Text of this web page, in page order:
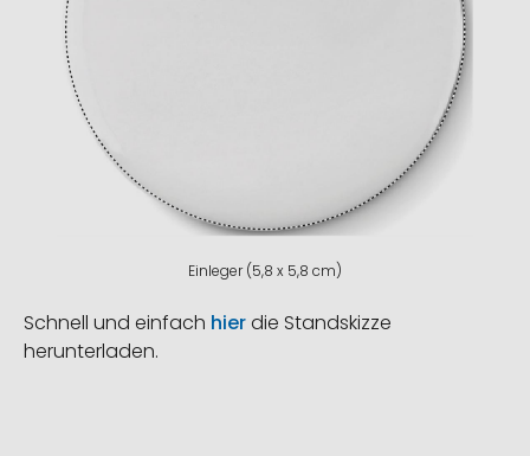
Einleger (5,8 x 5,8 cm)
Schnell und einfach hierdie Standskizze
herunterladen.